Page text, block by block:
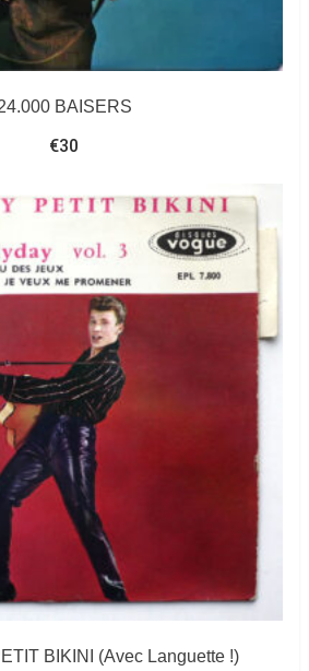
BAISERS
€30
BIKINI (Avec Languette !)